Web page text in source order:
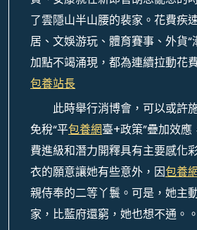
了雲隱山半山腰的裴家。花費疾
居、文娛游玩、體育賽事、外貨“
加點不竭涌現，都為連續拉動花
包養站長
此時舉行消博會，可以或許
免稅“平包養網臺+政策”疊加效
費進級和潛力開釋具有主要感化
衣的願意讓她有些意外，因包養
親侍奉的二等丫鬟。可是，她主
家，比藍府還窮，她也想不通。。